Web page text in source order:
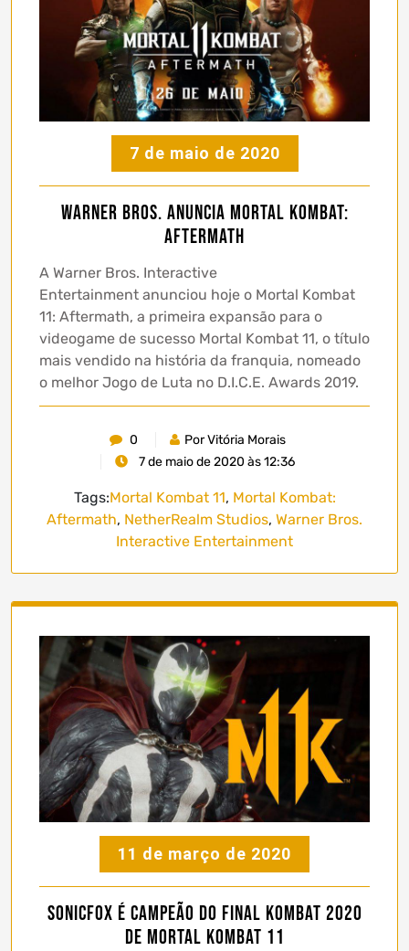
7 de maio de 2020
Warner Bros. Anuncia Mortal Kombat:
Aftermath
A Warner Bros. Interactive
Entertainment anunciou hoje o Mortal Kombat
11: Aftermath, a primeira expansão para o
videogame de sucesso Mortal Kombat 11, o título
mais vendido na história da franquia, nomeado
o melhor Jogo de Luta no D.I.C.E. Awards 2019.
0
Por Vitória Morais
7 de maio de 2020 às 12:36
Tags:Mortal Kombat 11, Mortal Kombat:
Aftermath, NetherRealm Studios, Warner Bros.
Interactive Entertainment
11 de março de 2020
SonicFox é campeão do Final Kombat 2020
de Mortal Kombat 11